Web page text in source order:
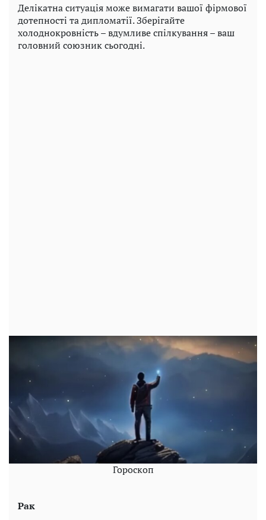
Делікатна ситуація може вимагати вашої фірмової
дотепності та дипломатії. Зберігайте
холоднокровність – вдумливе спілкування – ваш
головний союзник сьогодні.
Гороскоп
Рак